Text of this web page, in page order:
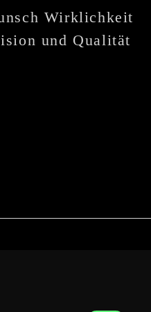
Wirklichkeit
und Qualität